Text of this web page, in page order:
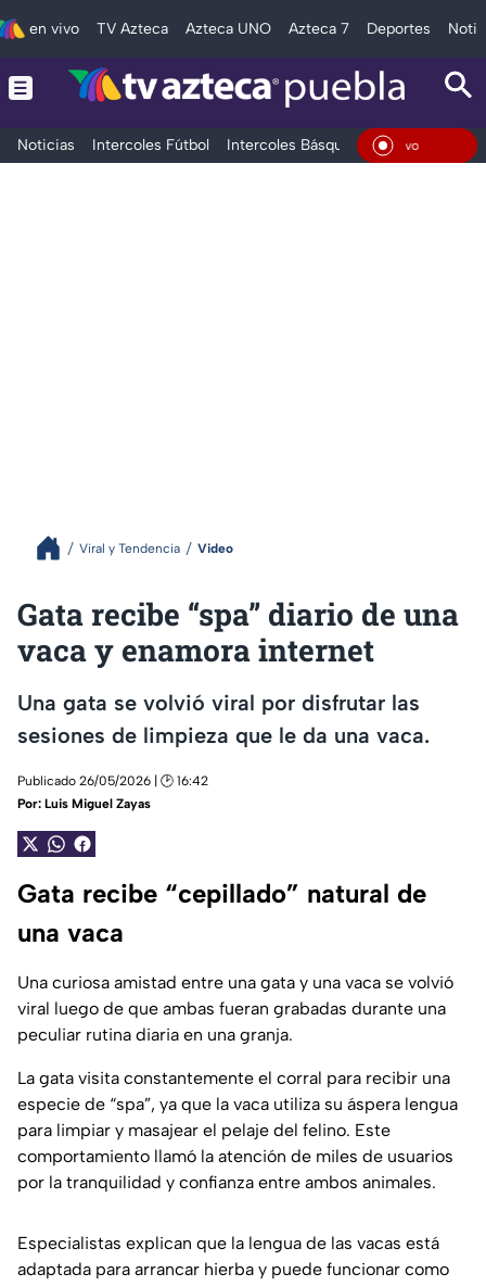
en vivo TV Azteca Azteca UNO Azteca 7 Deportes
Noticias Intercoles Fútbol Intercoles Básquetbol Deportes En
Viral y Tendencia Video
Gata recibe “spa” diario de una
vaca y enamora internet
Una gata se volvió viral por disfrutar las
sesiones de limpieza que le da una vaca.
Publicado 26/05/2026 | 🕑 16:42
Por: Luis Miguel Zayas
Gata recibe “cepillado” natural de
una vaca
Una curiosa amistad entre una gata y una vaca se volvió
viral luego de que ambas fueran grabadas durante una
peculiar rutina diaria en una granja.
La gata visita constantemente el corral para recibir una
especie de “spa”, ya que la vaca utiliza su áspera lengua
para limpiar y masajear el pelaje del felino. Este
comportamiento llamó la atención de miles de usuarios
por la tranquilidad y confianza entre ambos animales.
Especialistas explican que la lengua de las vacas está
adaptada para arrancar hierba y puede funcionar como